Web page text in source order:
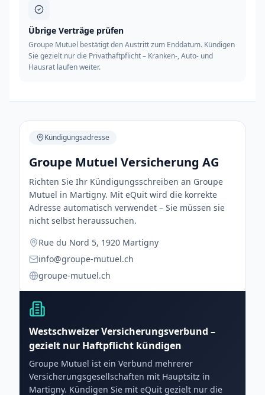
Übrige Verträge prüfen
Groupe Mutuel bestätigt den Austritt zum Enddatum. Kündigen
Sie gezielt nur die Privathaftpflicht – Kranken-, Auto- und
Hausrat laufen weiter.
Kündigungsadresse
Groupe Mutuel Versicherung AG
Richten Sie Ihr Kündigungsschreiben an Groupe
Mutuel in Martigny. Mit eQuit wird die korrekte
Adresse automatisch verwendet – Sie müssen sie
nicht selbst heraussuchen.
Rue du Nord 5, 1920 Martigny
info@groupe-mutuel.ch
groupe-mutuel.ch
Westschweizer Versicherungsverbund –
gezielt nur Haftpflicht kündigen
Groupe Mutuel ist ein Verbund mehrerer
Versicherungsgesellschaften mit Hauptsitz in
Martigny. Kündigen Sie mit eQuit gezielt nur die